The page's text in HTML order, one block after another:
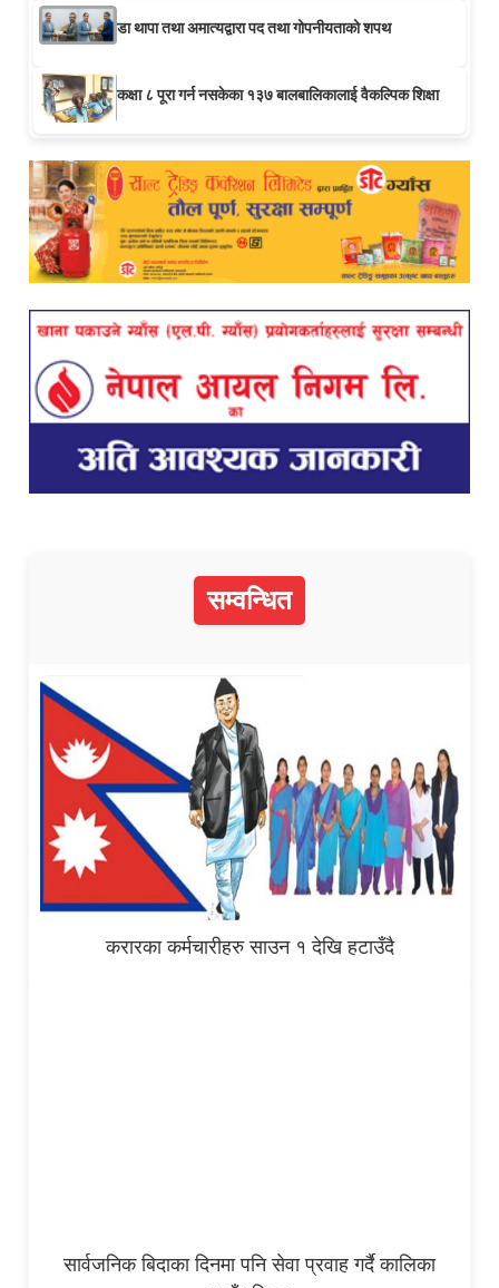
डा थापा तथा अमात्यद्वारा पद तथा गोपनीयताको शपथ
कक्षा ८ पूरा गर्न नसकेका १३७ बालबालिकालाई वैकल्पिक शिक्षा
सम्वन्धित
करारका कर्मचारीहरु साउन १ देखि हटाउँदै
सार्वजनिक बिदाका दिनमा पनि सेवा प्रवाह गर्दै कालिका